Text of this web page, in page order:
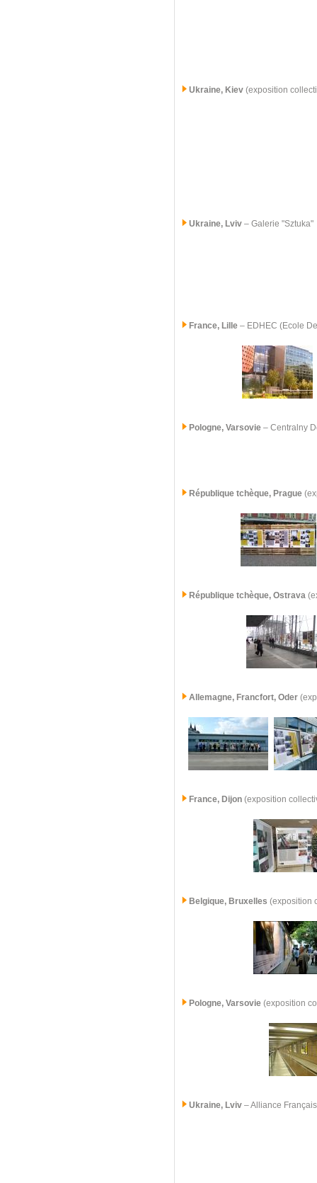
Ukraine, Kiev (exposition
Ukraine, Lviv – Galerie "Sztuka"
France, Lille – EDHEC (Ecole
Pologne, Varsovie – Centralny
République tchèque, Prague
République tchèque, Ostrava
Allemagne, Francfort, Oder
France, Dijon (exposition
Belgique, Bruxelles (exposition
Pologne, Varsovie (exposition
Ukraine, Lviv – Alliance